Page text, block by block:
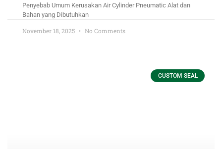
Penyebab Umum Kerusakan Air Cylinder Pneumatic Alat dan
Bahan yang Dibutuhkan
November 18, 2025 No Comments
CUSTOM SEAL